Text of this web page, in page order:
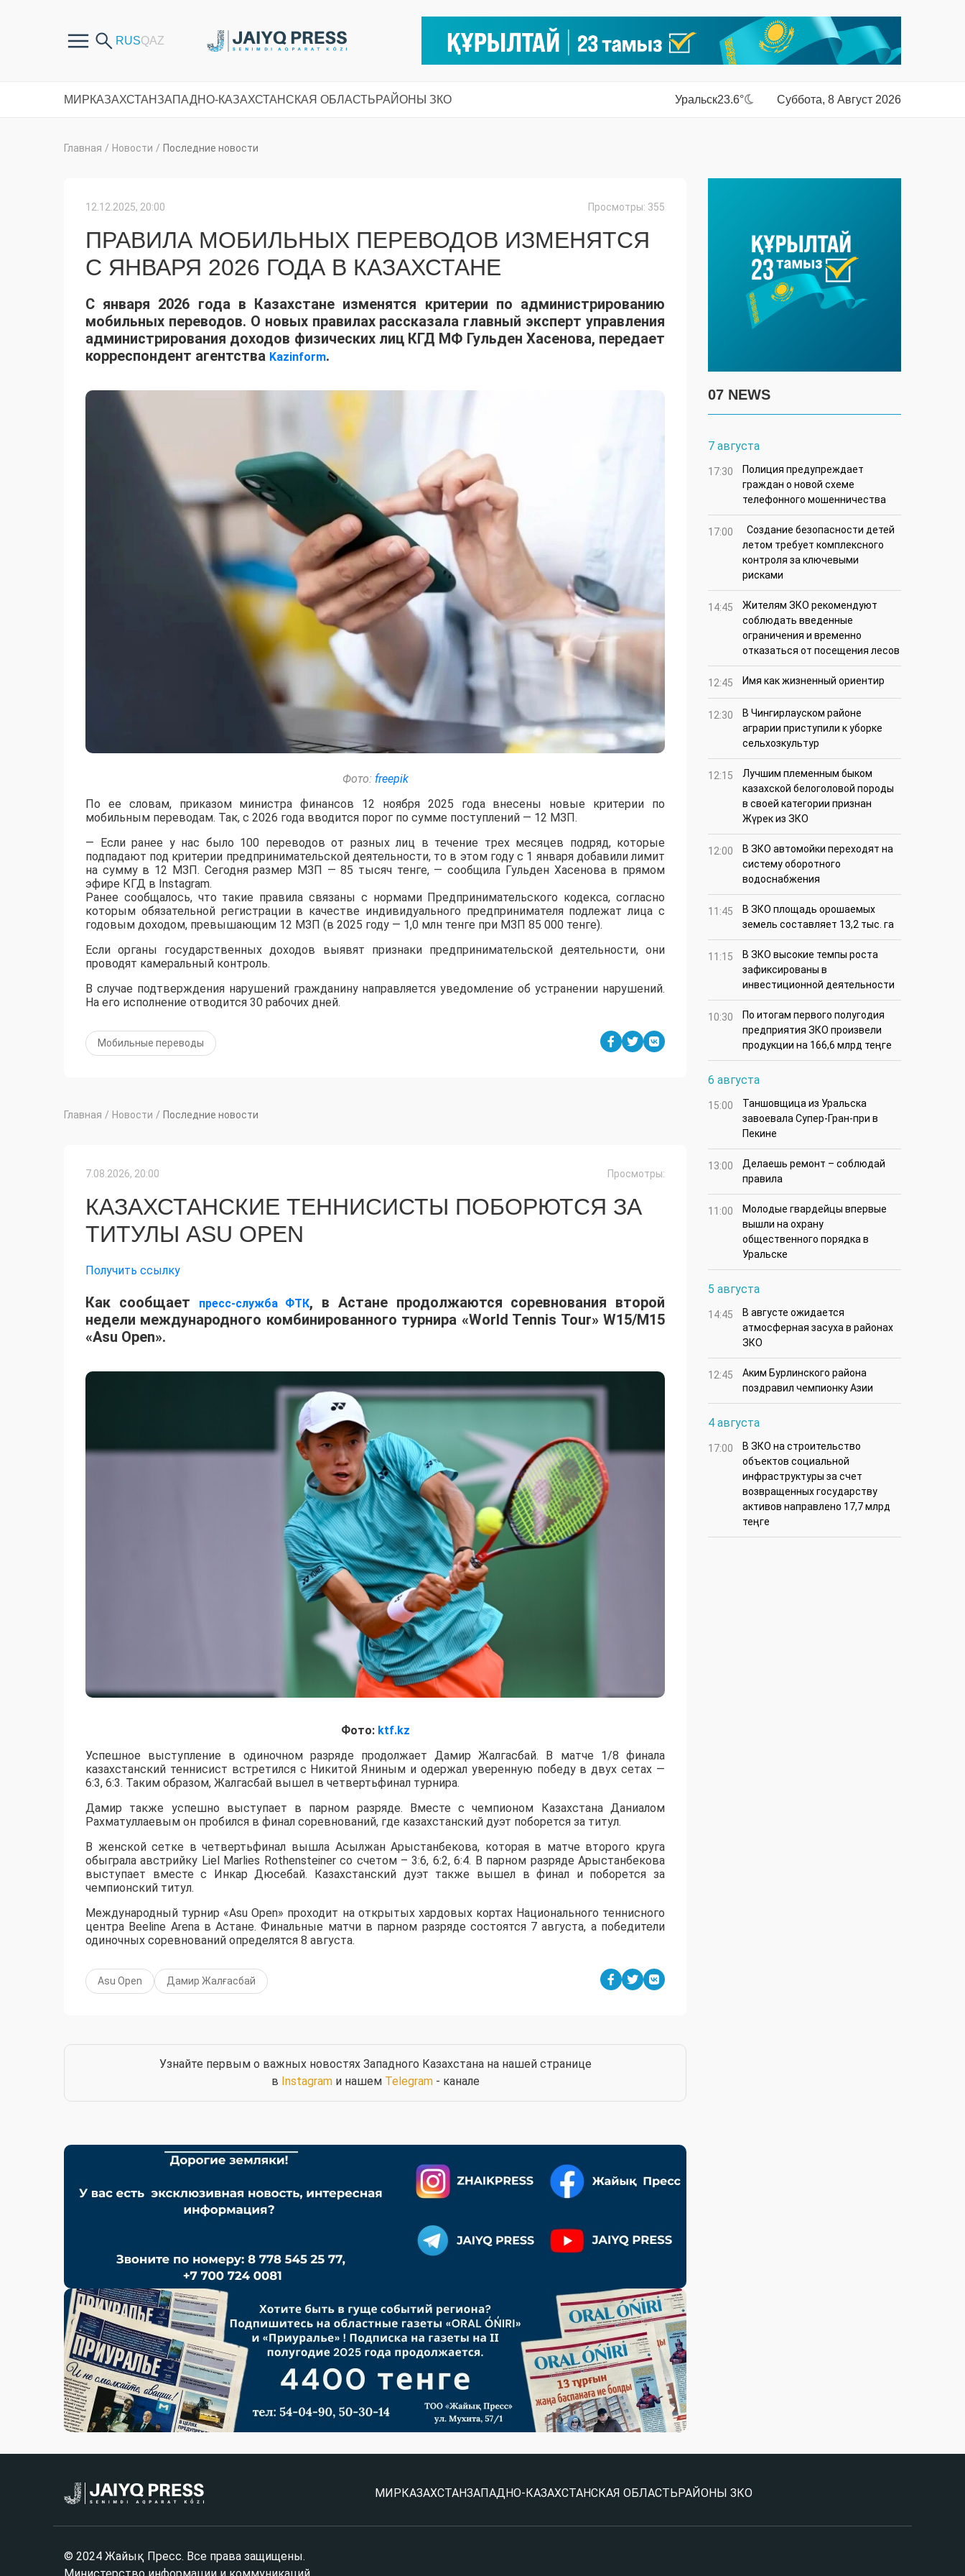
МИРКАЗАХСТАНЗАПАДНО-КАЗАХСТАНСКАЯ ОБЛАСТЬРАЙОНЫ ЗКО Уральск23.6° Суббота, 8 Август 2026
Главная / Новости / Последние новости
12.12.2025, 20:00 Просмотры: 355
ПРАВИЛА МОБИЛЬНЫХ ПЕРЕВОДОВ ИЗМЕНЯТСЯ
С ЯНВАРЯ 2026 ГОДА В КАЗАХСТАНЕ
С января 2026 года в Казахстане изменятся критерии по администрированию
мобильных переводов. О новых правилах рассказала главный эксперт управления
администрирования доходов физических лиц КГД МФ Гульден Хасенова, передает
корреспондент агентства Kazinform.
Фото: freepik
По ее словам, приказом министра финансов 12 ноября 2025 года внесены новые критерии по
мобильным переводам. Так, с 2026 года вводится порог по сумме поступлений — 12 МЗП.
— Если ранее у нас было 100 переводов от разных лиц в течение трех месяцев подряд, которые
подпадают под критерии предпринимательской деятельности, то в этом году с 1 января добавили лимит
на сумму в 12 МЗП. Сегодня размер МЗП — 85 тысяч тенге, — сообщила Гульден Хасенова в прямом
эфире КГД в Instagram.
Ранее сообщалось, что такие правила связаны с нормами Предпринимательского кодекса, согласно
которым обязательной регистрации в качестве индивидуального предпринимателя подлежат лица с
годовым доходом, превышающим 12 МЗП (в 2025 году — 1,0 млн тенге при МЗП 85 000 тенге).
Если органы государственных доходов выявят признаки предпринимательской деятельности, они
проводят камеральный контроль.
В случае подтверждения нарушений гражданину направляется уведомление об устранении нарушений.
На его исполнение отводится 30 рабочих дней.
Мобильные переводы
Главная / Новости / Последние новости
7.08.2026, 20:00 Просмотры:
КАЗАХСТАНСКИЕ ТЕННИСИСТЫ ПОБОРЮТСЯ ЗА
ТИТУЛЫ ASU OPEN
Получить ссылку
Как сообщает пресс-служба ФТК, в Астане продолжаются соревнования второй
недели международного комбинированного турнира «World Tennis Tour» W15/M15
«Asu Open».
Фото: ktf.kz
Успешное выступление в одиночном разряде продолжает Дамир Жалгасбай. В матче 1/8 финала
казахстанский теннисист встретился с Никитой Яниным и одержал уверенную победу в двух сетах —
6:3, 6:3. Таким образом, Жалгасбай вышел в четвертьфинал турнира.
Дамир также успешно выступает в парном разряде. Вместе с чемпионом Казахстана Даниалом
Рахматуллаевым он пробился в финал соревнований, где казахстанский дуэт поборется за титул.
В женской сетке в четвертьфинал вышла Асылжан Арыстанбекова, которая в матче второго круга
обыграла австрийку Liel Marlies Rothensteiner со счетом – 3:6, 6:2, 6:4. В парном разряде Арыстанбекова
выступает вместе с Инкар Дюсебай. Казахстанский дуэт также вышел в финал и поборется за
чемпионский титул.
Международный турнир «Asu Open» проходит на открытых хардовых кортах Национального теннисного
центра Beeline Arena в Астане. Финальные матчи в парном разряде состоятся 7 августа, а победители
одиночных соревнований определятся 8 августа.
Asu Open Дамир Жалғасбай
Узнайте первым о важных новостях Западного Казахстана на нашей странице
в Instagramи нашем Telegram- канале
07 NEWS
7 августа
17:30
Полиция предупреждает
граждан о новой схеме
телефонного мошенничества
17:00
Создание безопасности детей
летом требует комплексного
контроля за ключевыми
рисками
14:45
Жителям ЗКО рекомендуют
соблюдать введенные
ограничения и временно
отказаться от посещения лесов
12:45 Имя как жизненный ориентир
12:30
В Чингирлауском районе
аграрии приступили к уборке
сельхозкультур
12:15
Лучшим племенным быком
казахской белоголовой породы
в своей категории признан
Жүрек из ЗКО
12:00
В ЗКО автомойки переходят на
систему оборотного
водоснабжения
11:45
В ЗКО площадь орошаемых
земель составляет 13,2 тыс. га
11:15
В ЗКО высокие темпы роста
зафиксированы в
инвестиционной деятельности
10:30
По итогам первого полугодия
предприятия ЗКО произвели
продукции на 166,6 млрд теңге
6 августа
15:00
Таншовщица из Уральска
завоевала Супер-Гран-при в
Пекине
13:00
Делаешь ремонт – соблюдай
правила
11:00
Молодые гвардейцы впервые
вышли на охрану
общественного порядка в
Уральске
5 августа
14:45
В августе ожидается
атмосферная засуха в районах
ЗКО
12:45
Аким Бурлинского района
поздравил чемпионку Азии
4 августа
17:00
В ЗКО на строительство
объектов социальной
инфраструктуры за счет
возвращенных государству
активов направлено 17,7 млрд
теңге
МИР КАЗАХСТАНЗАПАДНО-КАЗАХСТАНСКАЯ ОБЛАСТЬ РАЙОНЫ ЗКО
© 2024 Жайық Пресс. Все права защищены.